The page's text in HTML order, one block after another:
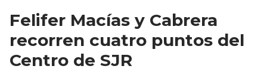
Felifer Macías y Cabrera
recorren cuatro puntos del
Centro de SJR